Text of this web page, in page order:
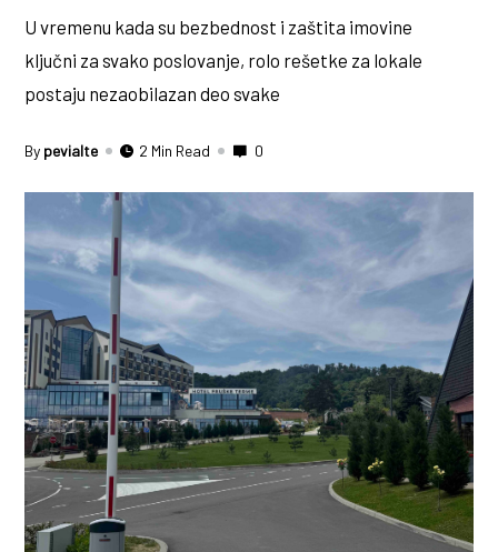
U vremenu kada su bezbednost i zaštita imovine
ključni za svako poslovanje, rolo rešetke za lokale
postaju nezaobilazan deo svake
By pevialte 2 Min Read 0